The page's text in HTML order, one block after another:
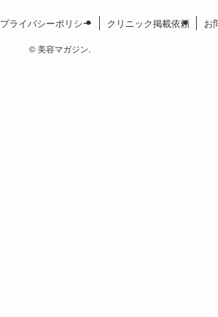
プライバシーポリシー クリニック掲載依頼 お
©美容マガジン.